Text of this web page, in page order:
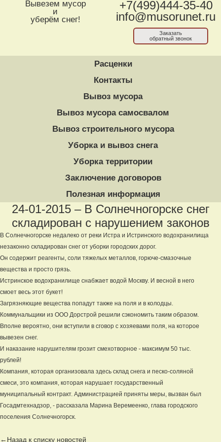
Вывезем мусор
и
уберём снег!
+7(499)444-35-40
info@musorunet.ru
Заказать
обратный звонок
Расценки
Контакты
Вывоз мусора
Вывоз мусора самосвалом
Вывоз строительного мусора
Уборка и вывоз снега
Уборка территории
Заключение договоров
Полезная информация
24-01-2015 – В Солнечногорске снег
складирован с нарушением законов
В Солнечногорске недалеко от реки Истра и Истринского водохранилища
незаконно складирован снег от уборки городских дорог.
Он содержит реагенты, соли тяжелых металлов, горюче-смазочные
вещества и просто грязь.
Истринское водохранилище снабжает водой Москву. И весной в него
смоет весь этот букет!
Загрязняющие вещества попадут также на поля и в колодцы.
Коммунальщики из ООО Дорстрой решили сэкономить таким образом.
Вполне вероятно, они вступили в сговор с хозяевами поля, на которое
вывезен снег.
И наказание нарушителям грозит смехотворное - максимум 50 тыс.
рублей!
Компания, которая организовала здесь склад снега и песко-соляной
смеси, это компания, которая нарушает государственный
муниципальный контракт. Администрацией приняты меры, вызван был
Госадмтехнадзор, - рассказала Марина Веремеенко, глава городского
поселения Солнечногорск.
←Назад к списку новостей